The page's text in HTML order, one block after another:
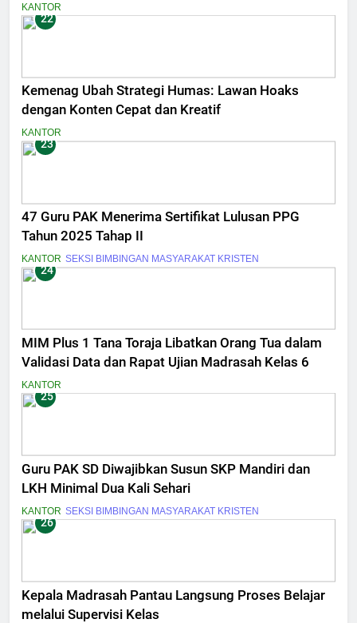
KANTOR
22
Kemenag Ubah Strategi Humas: Lawan Hoaks
dengan Konten Cepat dan Kreatif
KANTOR
23
47 Guru PAK Menerima Sertifikat Lulusan PPG
Tahun 2025 Tahap II
KANTOR SEKSI BIMBINGAN MASYARAKAT KRISTEN
24
MIM Plus 1 Tana Toraja Libatkan Orang Tua dalam
Validasi Data dan Rapat Ujian Madrasah Kelas 6
KANTOR
25
Guru PAK SD Diwajibkan Susun SKP Mandiri dan
LKH Minimal Dua Kali Sehari
KANTOR SEKSI BIMBINGAN MASYARAKAT KRISTEN
26
Kepala Madrasah Pantau Langsung Proses Belajar
melalui Supervisi Kelas